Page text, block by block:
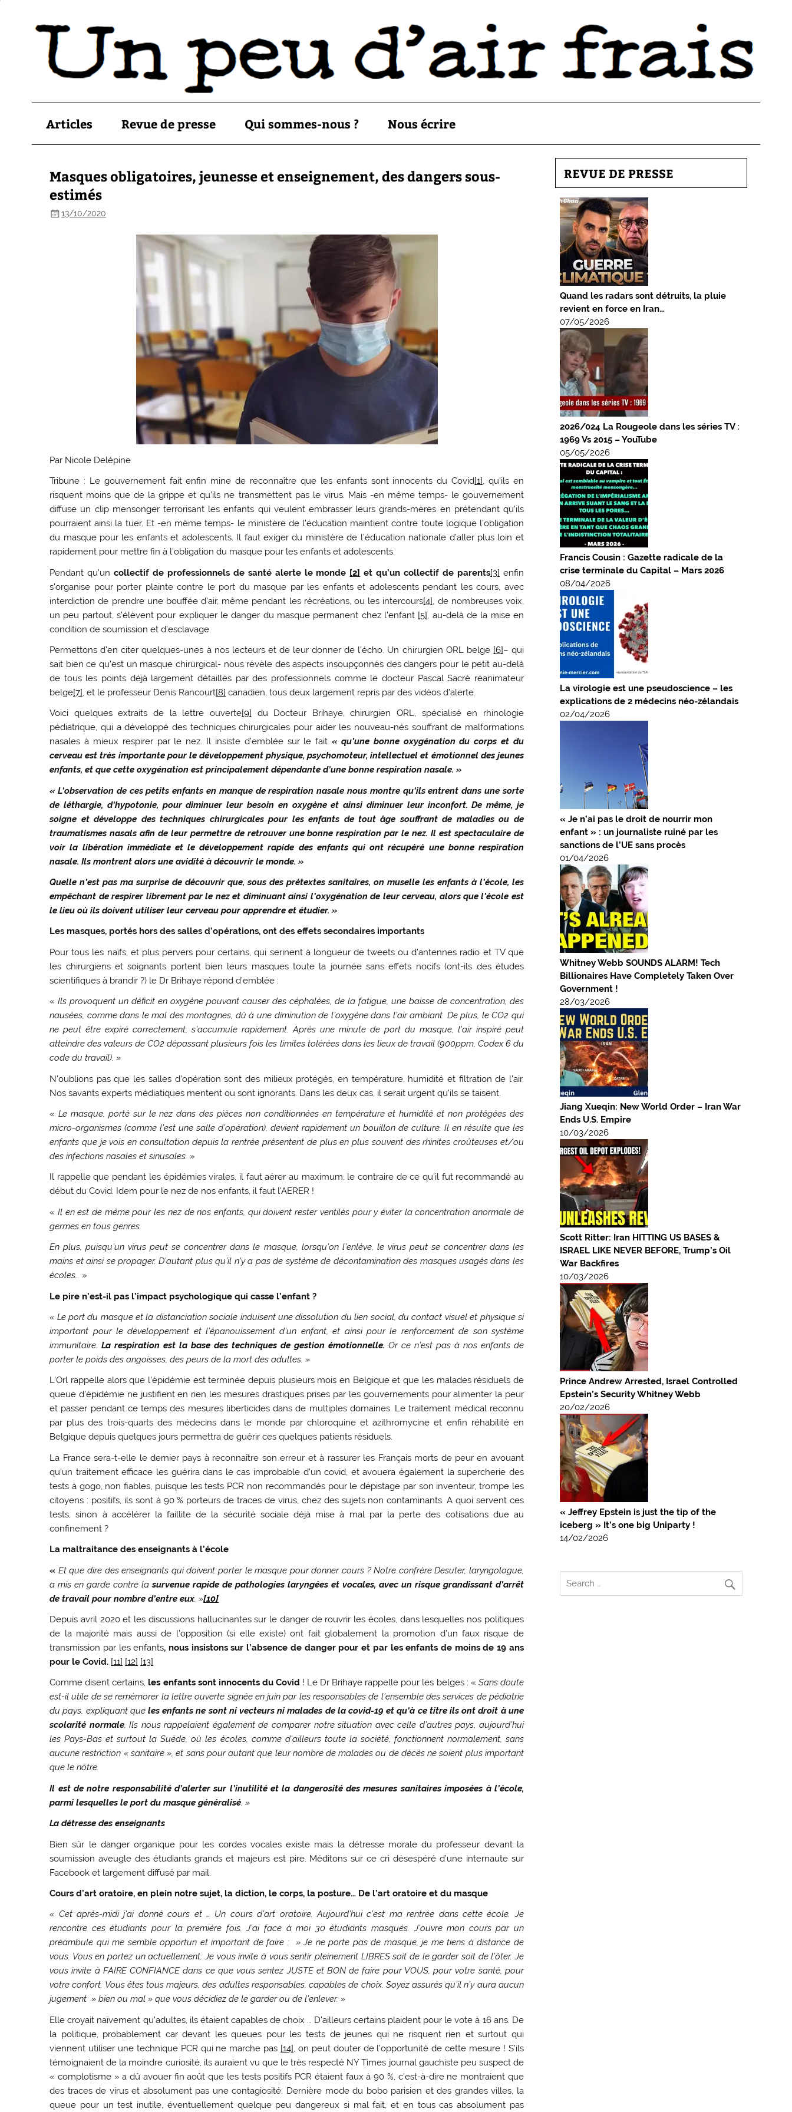
Articles Revue de presse Qui sommes-nous ? Nous écrire
Masques obligatoires, jeunesse et enseignement, des dangers sous-
estimés
13/10/2020
Par Nicole Delépine
Tribune : Le gouvernement fait enfin mine de reconnaître que les enfants sont innocents du Covid[1], qu’ils en
risquent moins que de la grippe et qu’ils ne transmettent pas le virus. Mais -en même temps- le gouvernement
diffuse un clip mensonger terrorisant les enfants qui veulent embrasser leurs grands-mères en prétendant qu’ils
pourraient ainsi la tuer. Et -en même temps- le ministère de l’éducation maintient contre toute logique l’obligation
du masque pour les enfants et adolescents. Il faut exiger du ministère de l’éducation nationale d’aller plus loin et
rapidement pour mettre fin à l’obligation du masque pour les enfants et adolescents.
Pendant qu’un collectif de professionnels de santé alerte le monde [2] et qu’un collectif de parents[3] enfin
s’organise pour porter plainte contre le port du masque par les enfants et adolescents pendant les cours, avec
interdiction de prendre une bouffée d’air, même pendant les récréations, ou les intercours[4] , de nombreuses voix,
un peu partout, s’élèvent pour expliquer le danger du masque permanent chez l’enfant [5] , au-delà de la mise en
condition de soumission et d’esclavage.
Permettons d’en citer quelques-unes à nos lecteurs et de leur donner de l’écho. Un chirurgien ORL belge [6]– qui
sait bien ce qu’est un masque chirurgical- nous révèle des aspects insoupçonnés des dangers pour le petit au-delà
de tous les points déjà largement détaillés par des professionnels comme le docteur Pascal Sacré réanimateur
belge[7], et le professeur Denis Rancourt[8] canadien, tous deux largement repris par des vidéos d’alerte.
Voici quelques extraits de la lettre ouverte[9]
du Docteur Brihaye, chirurgien ORL, spécialisé en rhinologie
pédiatrique, qui a développé des techniques chirurgicales pour aider les nouveau-nés souffrant de malformations
nasales à mieux respirer par le nez. Il insiste d’emblée sur le fait« qu’une bonne oxygénation du corps et du
cerveau est très importante pour le développement physique, psychomoteur, intellectuel et émotionnel des jeunes
enfants, et que cette oxygénation est principalement dépendante d’une bonne respiration nasale. »
« L’observation de ces petits enfants en manque de respiration nasale nous montre qu’ils entrent dans une sorte
de léthargie, d’hypotonie, pour diminuer leur besoin en oxygène et ainsi diminuer leur inconfort. De même, je
soigne et développe des techniques chirurgicales pour les enfants de tout âge souffrant de maladies ou de
traumatismes nasals afin de leur permettre de retrouver une bonne respiration par le nez. Il est spectaculaire de
voir la libération immédiate et le développement rapide des enfants qui ont récupéré une bonne respiration
nasale. Ils montrent alors une avidité à découvrir le monde. »
Quelle n’est pas ma surprise de découvrir que, sous des prétextes sanitaires, on muselle les enfants à l’école, les
empêchant de respirer librement par le nez et diminuant ainsi l’oxygénation de leur cerveau, alors que l’école est
le lieu où ils doivent utiliser leur cerveau pour apprendre et étudier. »
Les masques, portés hors des salles d’opérations, ont des effets secondaires importants
Pour tous les naïfs, et plus pervers pour certains, qui serinent à longueur de tweets ou d’antennes radio et TV que
les chirurgiens et soignants portent bien leurs masques toute la journée sans effets nocifs (ont-ils des études
scientifiques à brandir ?) le Dr Brihaye répond d’emblée :
«Ils provoquent un déficit en oxygène pouvant causer des céphalées, de la fatigue, une baisse de concentration, des
nausées, comme dans le mal des montagnes, dû à une diminution de l’oxygène dans l’air ambiant. De plus, le CO2 qui
ne peut être expiré correctement, s’accumule rapidement. Après une minute de port du masque, l’air inspiré peut
atteindre des valeurs de CO2 dépassant plusieurs fois les limites tolérées dans les lieux de travail (900ppm, Codex 6 du
code du travail). »
N’oublions pas que les salles d’opération sont des milieux protégés, en température, humidité et filtration de l’air.
Nos savants experts médiatiques mentent ou sont ignorants. Dans les deux cas, il serait urgent qu’ils se taisent.
«Le masque, porté sur le nez dans des pièces non conditionnées en température et humidité et non protégées des
micro-organismes (comme l’est une salle d’opération), devient rapidement un bouillon de culture. Il en résulte que les
enfants que je vois en consultation depuis la rentrée présentent de plus en plus souvent des rhinites croûteuses et/ou
des infections nasales et sinusales. »
Il rappelle que pendant les épidémies virales, il faut aérer au maximum, le contraire de ce qu’il fut recommandé au
début du Covid. Idem pour le nez de nos enfants, il faut l’AERER !
« Il en est de même pour les nez de nos enfants, qui doivent rester ventilés pour y éviter la concentration anormale de
germes en tous genres.
En plus, puisqu’un virus peut se concentrer dans le masque, lorsqu’on l’enlève, le virus peut se concentrer dans les
mains et ainsi se propager. D’autant plus qu’il n’y a pas de système de décontamination des masques usagés dans les
écoles… »
Le pire n’est-il pas l’impact psychologique qui casse l’enfant ?
« Le port du masque et la distanciation sociale induisent une dissolution du lien social, du contact visuel et physique si
important pour le développement et l’épanouissement d’un enfant, et ainsi pour le renforcement de son système
immunitaire.La respiration est la base des techniques de gestion émotionnelle. Or ce n’est pas à nos enfants de
porter le poids des angoisses, des peurs de la mort des adultes. »
L’Orl rappelle alors que l’épidémie est terminée depuis plusieurs mois en Belgique et que les malades résiduels de
queue d’épidémie ne justifient en rien les mesures drastiques prises par les gouvernements pour alimenter la peur
et passer pendant ce temps des mesures liberticides dans de multiples domaines. Le traitement médical reconnu
par plus des trois-quarts des médecins dans le monde par chloroquine et azithromycine et enfin réhabilité en
Belgique depuis quelques jours permettra de guérir ces quelques patients résiduels.
La France sera-t-elle le dernier pays à reconnaître son erreur et à rassurer les Français morts de peur en avouant
qu’un traitement efficace les guérira dans le cas improbable d’un covid, et avouera également la supercherie des
tests à gogo, non fiables, puisque les tests PCR non recommandés pour le dépistage par son inventeur, trompe les
citoyens : positifs, ils sont à 90 % porteurs de traces de virus, chez des sujets non contaminants. A quoi servent ces
tests, sinon à accélérer la faillite de la sécurité sociale déjà mise à mal par la perte des cotisations due au
confinement ?
La maltraitance des enseignants à l’école
« Et que dire des enseignants qui doivent porter le masque pour donner cours ? Notre confrère Desuter, laryngologue,
a mis en garde contre lasurvenue rapide de pathologies laryngées et vocales, avec un risque grandissant d’arrêt
de travail pour nombre d’entre eux . »[10]
Depuis avril 2020 et les discussions hallucinantes sur le danger de rouvrir les écoles, dans lesquelles nos politiques
de la majorité mais aussi de l’opposition (si elle existe) ont fait globalement la promotion d’un faux risque de
transmission par les enfants, nous insistons sur l’absence de danger pour et par les enfants de moins de 19 ans
pour le Covid. [11] [12] [13]
Comme disent certains, les enfants sont innocents du Covid ! Le Dr Brihaye rappelle pour les belges : « Sans doute
est-il utile de se remémorer la lettre ouverte signée en juin par les responsables de l’ensemble des services de pédiatrie
du pays, expliquant que les enfants ne sont ni vecteurs ni malades de la covid-19 et qu’à ce titre ils ont droit à une
scolarité normale. Ils nous rappelaient également de comparer notre situation avec celle d’autres pays, aujourd’hui
les Pays-Bas et surtout la Suède, où les écoles, comme d’ailleurs toute la société, fonctionnent normalement, sans
aucune restriction « sanitaire », et sans pour autant que leur nombre de malades ou de décès ne soient plus important
que le nôtre.
Il est de notre responsabilité d’alerter sur l’inutilité et la dangerosité des mesures sanitaires imposées à l’école,
parmi lesquelles le port du masque généralisé. »
La détresse des enseignants
Bien sûr le danger organique pour les cordes vocales existe mais la détresse morale du professeur devant la
soumission aveugle des étudiants grands et majeurs est pire. Méditons sur ce cri désespéré d’une internaute sur
Facebook et largement diffusé par mail.
Cours d’art oratoire, en plein notre sujet, la diction, le corps, la posture… De l’art oratoire et du masque
« Cet après-midi j’ai donné cours et … Un cours d’art oratoire. Aujourd’hui c’est ma rentrée dans cette école. Je
rencontre ces étudiants pour la première fois. J’ai face à moi 30 étudiants masqués. J’ouvre mon cours par un
préambule qui me semble opportun et important de faire : » Je ne porte pas de masque, je me tiens à distance de
vous. Vous en portez un actuellement. Je vous invite à vous sentir pleinement LIBRES soit de le garder soit de l’ôter. Je
vous invite à FAIRE CONFIANCE dans ce que vous sentez JUSTE et BON de faire pour VOUS, pour votre santé, pour
votre confort. Vous êtes tous majeurs, des adultes responsables, capables de choix. Soyez assurés qu’il n’y aura aucun
jugement » bien ou mal » que vous décidiez de le garder ou de l’enlever. »
Elle croyait naïvement qu’adultes, ils étaient capables de choix … D’ailleurs certains plaident pour le vote à 16 ans. De
la politique, probablement car devant les queues pour les tests de jeunes qui ne risquent rien et surtout qui
viennent utiliser une technique PCR qui ne marche pas [14], on peut douter de l’opportunité de cette mesure ! S’ils
témoignaient de la moindre curiosité, ils auraient vu que le très respecté NY Times journal gauchiste peu suspect de
« complotisme » a dû avouer fin août que les tests positifs PCR étaient faux à 90 %, c’est-à-dire ne montraient que
des traces de virus et absolument pas une contagiosité. Dernière mode du bobo parisien et des grandes villes, la
queue pour un test inutile, éventuellement quelque peu dangereux si mal fait, et en tous cas absolument pas
REVUE DE PRESSE
Quand les radars sont détruits, la pluie
revient en force en Iran…
07/05/2026
2026/024 La Rougeole dans les séries TV :
1969 Vs 2015 – YouTube
05/05/2026
Francis Cousin : Gazette radicale de la
crise terminale du Capital – Mars 2026
08/04/2026
La virologie est une pseudoscience – les
explications de 2 médecins néo-zélandais
02/04/2026
« Je n’ai pas le droit de nourrir mon
enfant » : un journaliste ruiné par les
sanctions de l’UE sans procès
01/04/2026
Whitney Webb SOUNDS ALARM! Tech
Billionaires Have Completely Taken Over
Government !
28/03/2026
Jiang Xueqin: New World Order – Iran War
Ends U.S. Empire
10/03/2026
Scott Ritter: Iran HITTING US BASES &
ISRAEL LIKE NEVER BEFORE, Trump’s Oil
War Backfires
10/03/2026
Prince Andrew Arrested, Israel Controlled
Epstein’s Security Whitney Webb
20/02/2026
« Jeffrey Epstein is just the tip of the
iceberg » It’s one big Uniparty !
14/02/2026